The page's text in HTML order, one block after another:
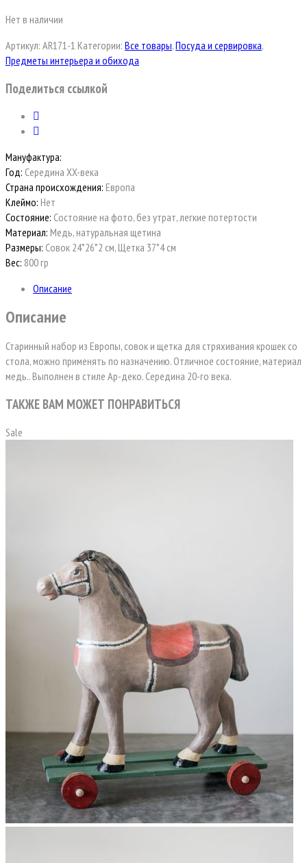
Нет в наличии
Артикул: AR171-1 Категории: Все товары,Посуда и сервировка,
Предметы интерьера и обихода
Поделиться ссылкой
Мануфактура:
Год: Середина XX-века
Страна происхождения: Европа
Клеймо: Нет
Состояние: Состояние на фото, без утрат, легкие потертости
Материал: Медь, натуральная щетина
Размеры: Совок 24*26*2 см, Щетка 37*4 см
Вес: 800 гр
Описание
Описание
Старинный набор из Европы, совок и щетка для стряхивания крошек со
стола, можно применять по назначению. Отличное состояние, материал
медь.. Выполнен в стиле Ар-деко. Середина 20-го века.
ТАКЖЕ ВАМ МОЖЕТ ПОНРАВИТЬСЯ
Sale